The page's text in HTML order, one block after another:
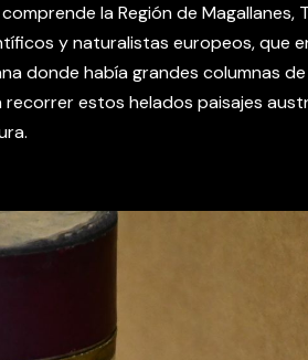
la Región de Magallanes,
y naturalistas europeos, que
donde había grandes columnas
recorrer estos helados paisajes